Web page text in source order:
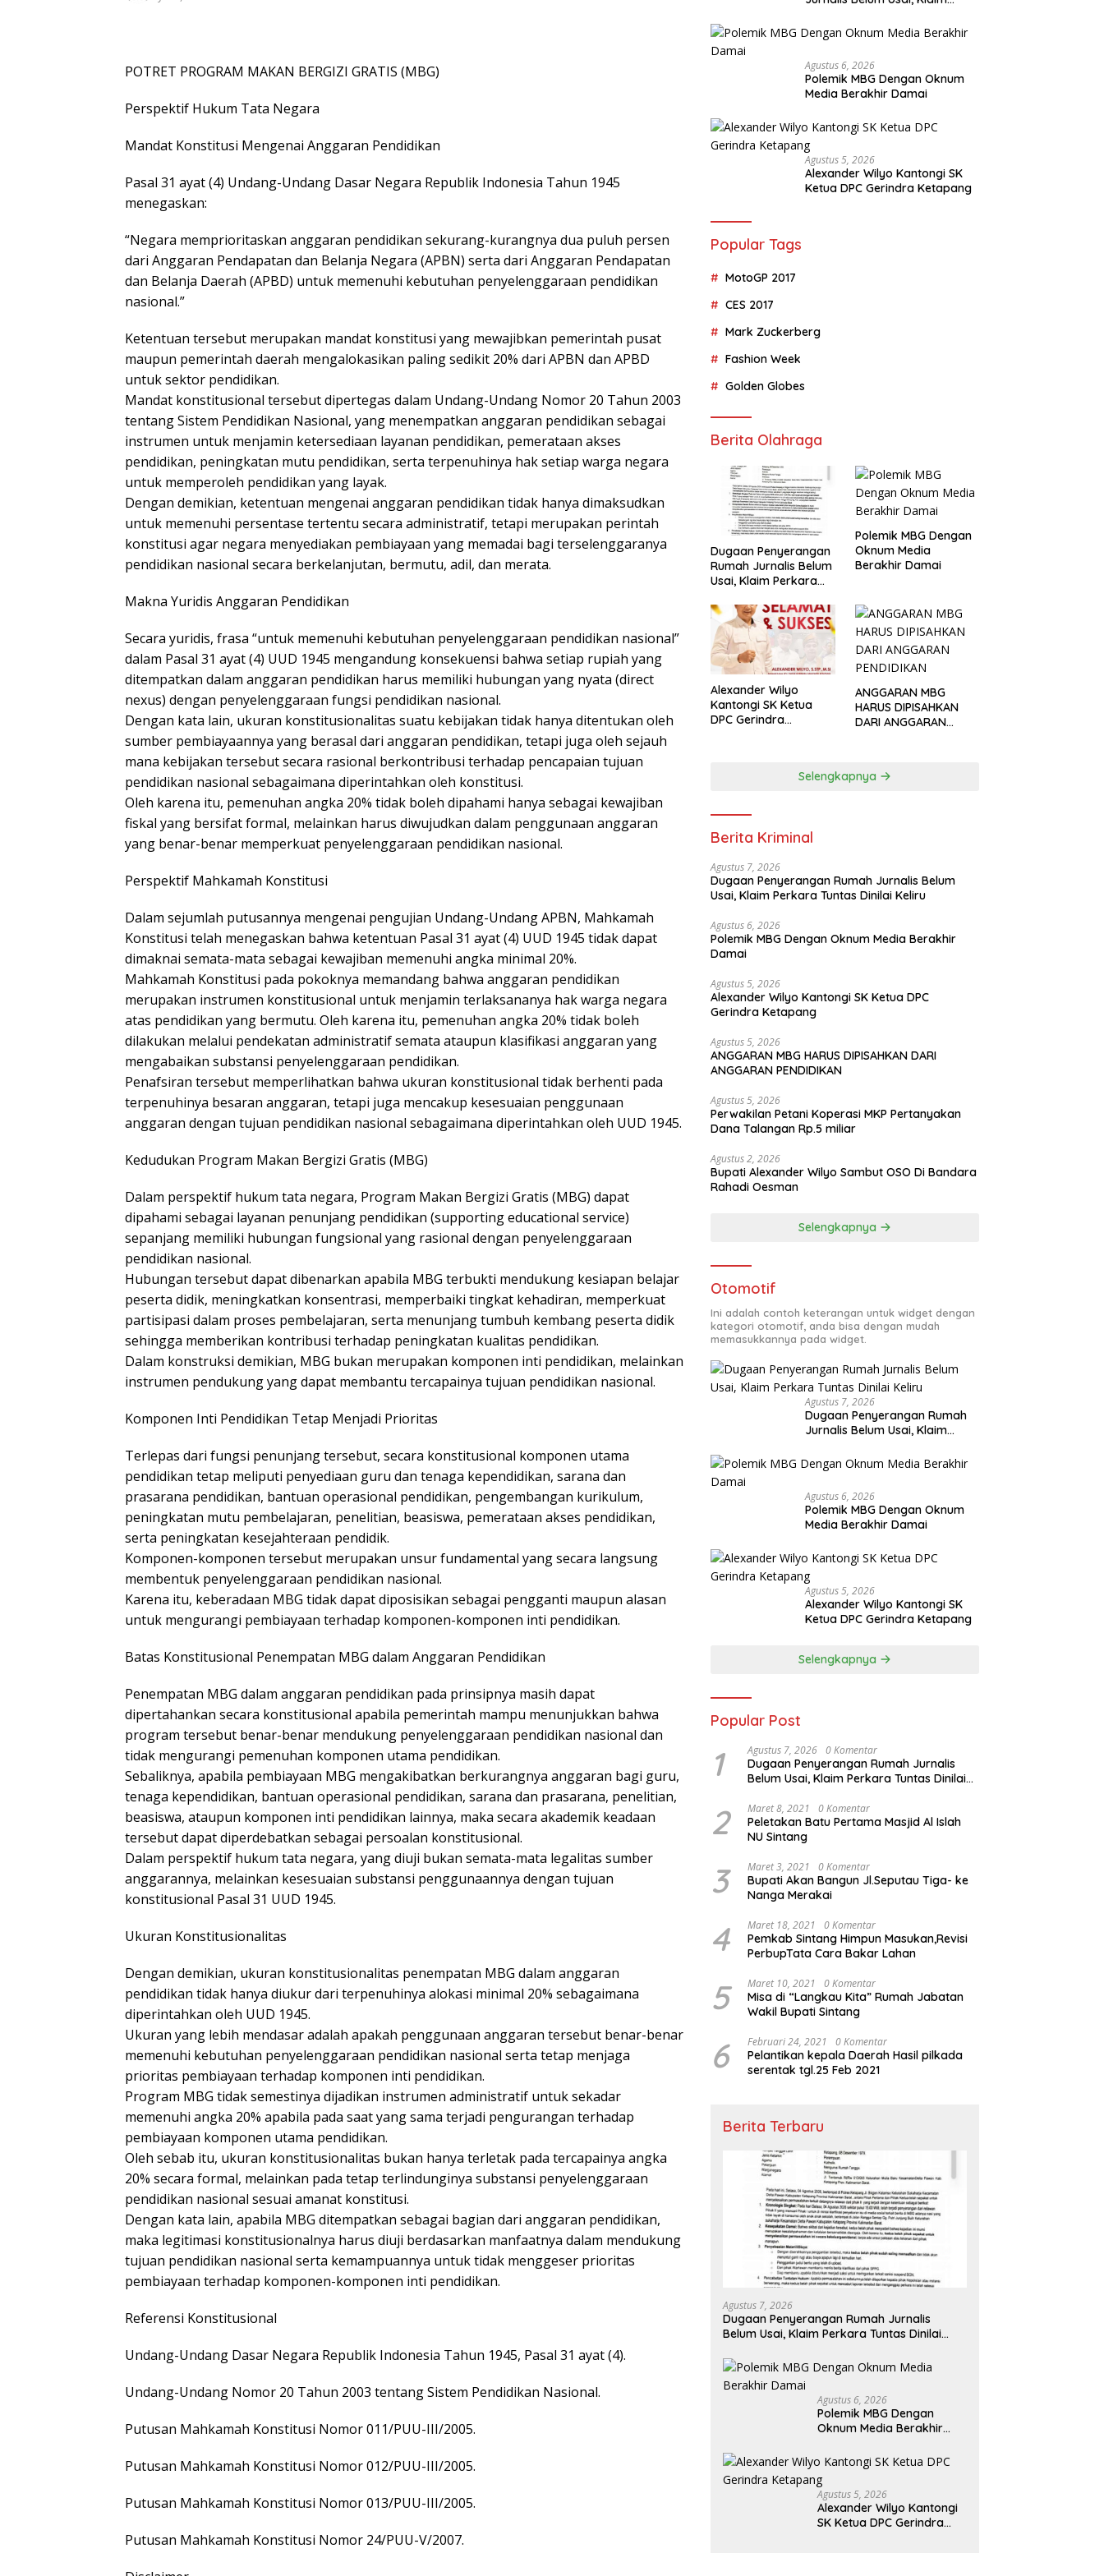
POTRET PROGRAM MAKAN BERGIZI GRATIS (MBG)
Perspektif Hukum Tata Negara
Mandat Konstitusi Mengenai Anggaran Pendidikan
Pasal 31 ayat (4) Undang-Undang Dasar Negara Republik Indonesia Tahun 1945
menegaskan:
“Negara memprioritaskan anggaran pendidikan sekurang-kurangnya dua puluh persen
dari Anggaran Pendapatan dan Belanja Negara (APBN) serta dari Anggaran Pendapatan
dan Belanja Daerah (APBD) untuk memenuhi kebutuhan penyelenggaraan pendidikan
nasional.”
Ketentuan tersebut merupakan mandat konstitusi yang mewajibkan pemerintah pusat
maupun pemerintah daerah mengalokasikan paling sedikit 20% dari APBN dan APBD
untuk sektor pendidikan.
Mandat konstitusional tersebut dipertegas dalam Undang-Undang Nomor 20 Tahun 2003
tentang Sistem Pendidikan Nasional, yang menempatkan anggaran pendidikan sebagai
instrumen untuk menjamin ketersediaan layanan pendidikan, pemerataan akses
pendidikan, peningkatan mutu pendidikan, serta terpenuhinya hak setiap warga negara
untuk memperoleh pendidikan yang layak.
Dengan demikian, ketentuan mengenai anggaran pendidikan tidak hanya dimaksudkan
untuk memenuhi persentase tertentu secara administratif, tetapi merupakan perintah
konstitusi agar negara menyediakan pembiayaan yang memadai bagi terselenggaranya
pendidikan nasional secara berkelanjutan, bermutu, adil, dan merata.
Makna Yuridis Anggaran Pendidikan
Secara yuridis, frasa “untuk memenuhi kebutuhan penyelenggaraan pendidikan nasional”
dalam Pasal 31 ayat (4) UUD 1945 mengandung konsekuensi bahwa setiap rupiah yang
ditempatkan dalam anggaran pendidikan harus memiliki hubungan yang nyata (direct
nexus) dengan penyelenggaraan fungsi pendidikan nasional.
Dengan kata lain, ukuran konstitusionalitas suatu kebijakan tidak hanya ditentukan oleh
sumber pembiayaannya yang berasal dari anggaran pendidikan, tetapi juga oleh sejauh
mana kebijakan tersebut secara rasional berkontribusi terhadap pencapaian tujuan
pendidikan nasional sebagaimana diperintahkan oleh konstitusi.
Oleh karena itu, pemenuhan angka 20% tidak boleh dipahami hanya sebagai kewajiban
fiskal yang bersifat formal, melainkan harus diwujudkan dalam penggunaan anggaran
yang benar-benar memperkuat penyelenggaraan pendidikan nasional.
Perspektif Mahkamah Konstitusi
Dalam sejumlah putusannya mengenai pengujian Undang-Undang APBN, Mahkamah
Konstitusi telah menegaskan bahwa ketentuan Pasal 31 ayat (4) UUD 1945 tidak dapat
dimaknai semata-mata sebagai kewajiban memenuhi angka minimal 20%.
Mahkamah Konstitusi pada pokoknya memandang bahwa anggaran pendidikan
merupakan instrumen konstitusional untuk menjamin terlaksananya hak warga negara
atas pendidikan yang bermutu. Oleh karena itu, pemenuhan angka 20% tidak boleh
dilakukan melalui pendekatan administratif semata ataupun klasifikasi anggaran yang
mengabaikan substansi penyelenggaraan pendidikan.
Penafsiran tersebut memperlihatkan bahwa ukuran konstitusional tidak berhenti pada
terpenuhinya besaran anggaran, tetapi juga mencakup kesesuaian penggunaan
anggaran dengan tujuan pendidikan nasional sebagaimana diperintahkan oleh UUD 1945.
Kedudukan Program Makan Bergizi Gratis (MBG)
Dalam perspektif hukum tata negara, Program Makan Bergizi Gratis (MBG) dapat
dipahami sebagai layanan penunjang pendidikan (supporting educational service)
sepanjang memiliki hubungan fungsional yang rasional dengan penyelenggaraan
pendidikan nasional.
Hubungan tersebut dapat dibenarkan apabila MBG terbukti mendukung kesiapan belajar
peserta didik, meningkatkan konsentrasi, memperbaiki tingkat kehadiran, memperkuat
partisipasi dalam proses pembelajaran, serta menunjang tumbuh kembang peserta didik
sehingga memberikan kontribusi terhadap peningkatan kualitas pendidikan.
Dalam konstruksi demikian, MBG bukan merupakan komponen inti pendidikan, melainkan
instrumen pendukung yang dapat membantu tercapainya tujuan pendidikan nasional.
Komponen Inti Pendidikan Tetap Menjadi Prioritas
Terlepas dari fungsi penunjang tersebut, secara konstitusional komponen utama
pendidikan tetap meliputi penyediaan guru dan tenaga kependidikan, sarana dan
prasarana pendidikan, bantuan operasional pendidikan, pengembangan kurikulum,
peningkatan mutu pembelajaran, penelitian, beasiswa, pemerataan akses pendidikan,
serta peningkatan kesejahteraan pendidik.
Komponen-komponen tersebut merupakan unsur fundamental yang secara langsung
membentuk penyelenggaraan pendidikan nasional.
Karena itu, keberadaan MBG tidak dapat diposisikan sebagai pengganti maupun alasan
untuk mengurangi pembiayaan terhadap komponen-komponen inti pendidikan.
Batas Konstitusional Penempatan MBG dalam Anggaran Pendidikan
Penempatan MBG dalam anggaran pendidikan pada prinsipnya masih dapat
dipertahankan secara konstitusional apabila pemerintah mampu menunjukkan bahwa
program tersebut benar-benar mendukung penyelenggaraan pendidikan nasional dan
tidak mengurangi pemenuhan komponen utama pendidikan.
Sebaliknya, apabila pembiayaan MBG mengakibatkan berkurangnya anggaran bagi guru,
tenaga kependidikan, bantuan operasional pendidikan, sarana dan prasarana, penelitian,
beasiswa, ataupun komponen inti pendidikan lainnya, maka secara akademik keadaan
tersebut dapat diperdebatkan sebagai persoalan konstitusional.
Dalam perspektif hukum tata negara, yang diuji bukan semata-mata legalitas sumber
anggarannya, melainkan kesesuaian substansi penggunaannya dengan tujuan
konstitusional Pasal 31 UUD 1945.
Ukuran Konstitusionalitas
Dengan demikian, ukuran konstitusionalitas penempatan MBG dalam anggaran
pendidikan tidak hanya diukur dari terpenuhinya alokasi minimal 20% sebagaimana
diperintahkan oleh UUD 1945.
Ukuran yang lebih mendasar adalah apakah penggunaan anggaran tersebut benar-benar
memenuhi kebutuhan penyelenggaraan pendidikan nasional serta tetap menjaga
prioritas pembiayaan terhadap komponen inti pendidikan.
Program MBG tidak semestinya dijadikan instrumen administratif untuk sekadar
memenuhi angka 20% apabila pada saat yang sama terjadi pengurangan terhadap
pembiayaan komponen utama pendidikan.
Oleh sebab itu, ukuran konstitusionalitas bukan hanya terletak pada tercapainya angka
20% secara formal, melainkan pada tetap terlindunginya substansi penyelenggaraan
pendidikan nasional sesuai amanat konstitusi.
Dengan kata lain, apabila MBG ditempatkan sebagai bagian dari anggaran pendidikan,
maka legitimasi konstitusionalnya harus diuji berdasarkan manfaatnya dalam mendukung
tujuan pendidikan nasional serta kemampuannya untuk tidak menggeser prioritas
pembiayaan terhadap komponen-komponen inti pendidikan.
Referensi Konstitusional
Undang-Undang Dasar Negara Republik Indonesia Tahun 1945, Pasal 31 ayat (4).
Undang-Undang Nomor 20 Tahun 2003 tentang Sistem Pendidikan Nasional.
Putusan Mahkamah Konstitusi Nomor 011/PUU-III/2005.
Putusan Mahkamah Konstitusi Nomor 012/PUU-III/2005.
Putusan Mahkamah Konstitusi Nomor 013/PUU-III/2005.
Putusan Mahkamah Konstitusi Nomor 24/PUU-V/2007.
Agustus 6, 2026
Polemik MBG Dengan Oknum
Media Berakhir Damai
Agustus 5, 2026
Alexander Wilyo Kantongi SK
Ketua DPC Gerindra Ketapang
Popular Tags
MotoGP 2017
CES 2017
Mark Zuckerberg
Fashion Week
Golden Globes
Berita Olahraga
Dugaan Penyerangan
Rumah Jurnalis Belum
Usai, Klaim Perkara
Polemik MBG Dengan
Oknum Media
Berakhir Damai
Alexander Wilyo
Kantongi SK Ketua
DPC Gerindra
ANGGARAN MBG
HARUS DIPISAHKAN
DARI ANGGARAN
Selengkapnya
Berita Kriminal
Agustus 7, 2026
Dugaan Penyerangan Rumah Jurnalis Belum
Usai, Klaim Perkara Tuntas Dinilai Keliru
Agustus 6, 2026
Polemik MBG Dengan Oknum Media Berakhir
Damai
Agustus 5, 2026
Alexander Wilyo Kantongi SK Ketua DPC
Gerindra Ketapang
Agustus 5, 2026
ANGGARAN MBG HARUS DIPISAHKAN DARI
ANGGARAN PENDIDIKAN
Agustus 5, 2026
Perwakilan Petani Koperasi MKP Pertanyakan
Dana Talangan Rp.5 miliar
Agustus 2, 2026
Bupati Alexander Wilyo Sambut OSO Di Bandara
Rahadi Oesman
Selengkapnya
Otomotif
Ini adalah contoh keterangan untuk widget dengan
kategori otomotif, anda bisa dengan mudah
memasukkannya pada widget.
Agustus 7, 2026
Dugaan Penyerangan Rumah
Jurnalis Belum Usai, Klaim
Agustus 6, 2026
Polemik MBG Dengan Oknum
Media Berakhir Damai
Agustus 5, 2026
Alexander Wilyo Kantongi SK
Ketua DPC Gerindra Ketapang
Selengkapnya
Popular Post
1 Agustus 7, 2026 0 Komentar
Dugaan Penyerangan Rumah Jurnalis
Belum Usai, Klaim Perkara Tuntas Dinilai
2 Maret 8, 2021 0 Komentar
Peletakan Batu Pertama Masjid Al Islah
NU Sintang
3 Maret 3, 2021 0 Komentar
Bupati Akan Bangun Jl.Seputau Tiga- ke
Nanga Merakai
4 Maret 18, 2021 0 Komentar
Pemkab Sintang Himpun Masukan,Revisi
PerbupTata Cara Bakar Lahan
5 Maret 10, 2021 0 Komentar
Misa di “Langkau Kita” Rumah Jabatan
Wakil Bupati Sintang
6 Februari 24, 2021 0 Komentar
Pelantikan kepala Daerah Hasil pilkada
serentak tgl.25 Feb 2021
Berita Terbaru
Agustus 7, 2026
Dugaan Penyerangan Rumah Jurnalis
Belum Usai, Klaim Perkara Tuntas Dinilai
Agustus 6, 2026
Polemik MBG Dengan
Oknum Media Berakhir
Agustus 5, 2026
Alexander Wilyo Kantongi
SK Ketua DPC Gerindra